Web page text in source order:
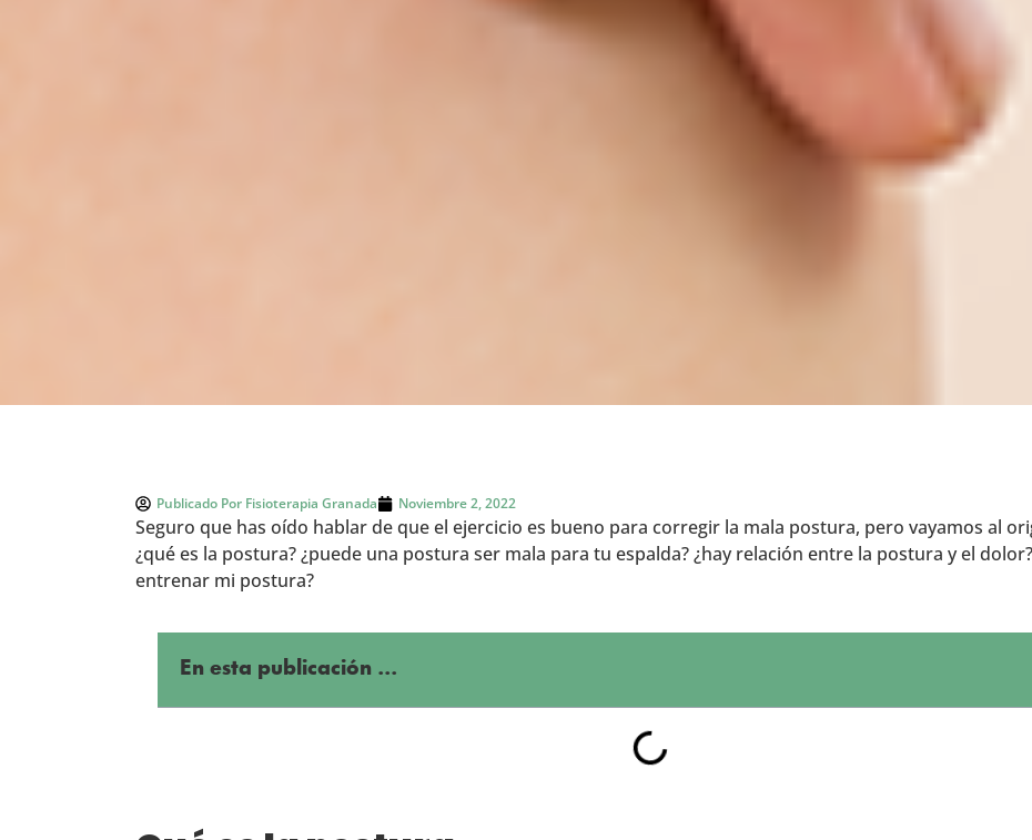
Publicado Por Fisioterapia Granada Noviembre 2, 2022
Seguro que has oído hablar de que el ejercicio es bueno para corregir la mala postura, pero vayamos al
¿qué es la postura? ¿puede una postura ser mala para tu espalda? ¿hay relación entre la postura y el
entrenar mi postura?
En esta publicación ...